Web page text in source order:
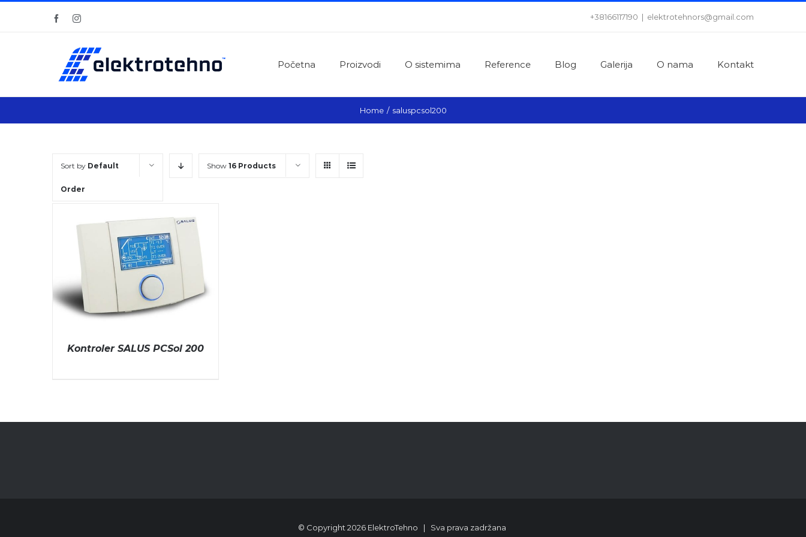
FacebookInstagram +38166117190 | elektrotehnors@gmail.com
Početna Proizvodi O sistemima Reference Blog Galerija O nama Kontakt
Home / saluspcsol200
Sort by Default
Order
Show 16 Products
Kontroler SALUS PCSol 200
© Copyright 2026 ElektroTehno | Sva prava zadržana